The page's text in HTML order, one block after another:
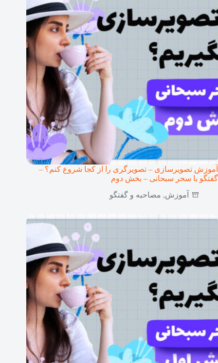
آموزش تصویرسازی – تصویرگری را از کجا شروع کنم؟ –
گفتگو با سحر سبحانی – بخش دوم
آموزش, مصاحبه و گفتگو